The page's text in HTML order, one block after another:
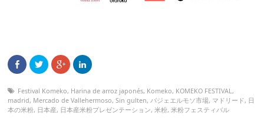
Festival Komeko, Harina de arroz japonés, Komeko, KOMEKO FESTIVAL ,
madrid, Mercado de Vallehermoso,Sin gulten, バジェエルモソ市場, マドリード, 日
本の米粉, 日本産, 日本産米粉プレゼンテーション,米粉,米粉フェスティバル